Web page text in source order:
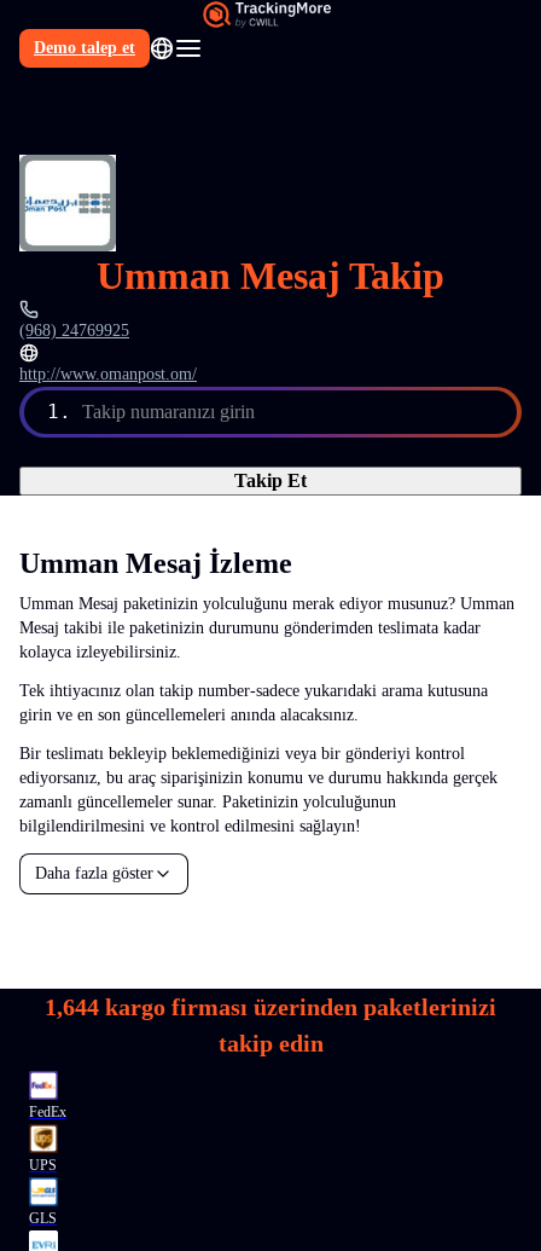
Demo talep et
Umman Mesaj Takip
(968) 24769925
http://www.omanpost.om/
1. Takip numaranızı girin
Takip Et
Umman Mesaj İzleme
Umman Mesaj paketinizin yolculuğunu merak ediyor musunuz? Umman
Mesaj takibi ile paketinizin durumunu gönderimden teslimata kadar
kolayca izleyebilirsiniz.
Tek ihtiyacınız olan takip number-sadece yukarıdaki arama kutusuna
girin ve en son güncellemeleri anında alacaksınız.
Bir teslimatı bekleyip beklemediğinizi veya bir gönderiyi kontrol
ediyorsanız, bu araç siparişinizin konumu ve durumu hakkında gerçek
zamanlı güncellemeler sunar. Paketinizin yolculuğunun
bilgilendirilmesini ve kontrol edilmesini sağlayın!
Daha fazla göster
1,644 kargo firması üzerinden paketlerinizi
takip edin
FedEx
UPS
GLS